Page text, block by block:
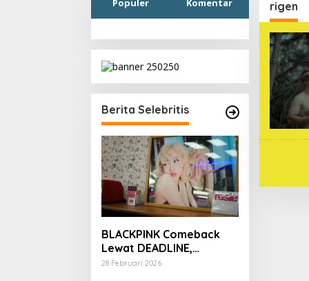
Populer Komentar
Berita Selebritis
BLACKPINK Comeback
Lewat DEADLINE,
YouTube Tembus 100
28 Februari 2026
rigen